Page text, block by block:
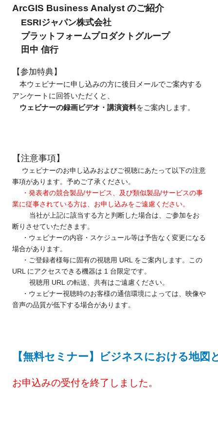
ArcGIS Business Analyst のご紹介
ESRIジャパン株式会社
プラットフォームプロダクトグループ
田中 信行
【参加特典】
本ウェビナーに申し込みの方に後日メールでご案内する
アンケートに回答いただくと、
ウェビナーの録画ビデオ・講演資料をご案内します。
【注意事項】
ウェビナーのお申し込みおよびご視聴にあたって以下の注意
事項があります。予めご了承ください。
・発表者の競合製品/サービス、及び類似製品/サービスの事
業に従事されている方は、お申し込みをご遠慮ください。
当社が上記に該当する方と判断した場合は、ご参加をお
断りさせていただきます。
・ウェビナーの内容・スケジュール等は予告なく変更になる
場合があります。
・ご登録者様毎に固有の視聴用 URL をご案内します。この
URL にアクセスできる機器は 1 台限定です。
視聴用 URL の転送、共有はご遠慮ください。
・ウェビナー視聴時のお客様の通信環境によっては、映像や
音声の品質が低下する場合があります。
【無料セミナー】ビジネスにおける地
お申込みの受付を終了しました。